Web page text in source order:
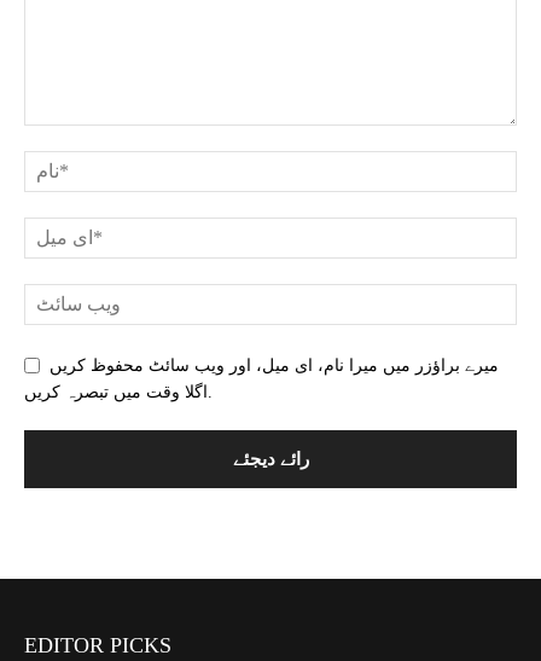
میرے براؤزر میں میرا نام، ای میل، اور ویب سائٹ محفوظ کریں
EDITOR PICKS